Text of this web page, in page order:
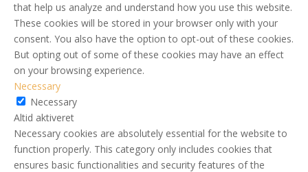
that help us analyze and understand how you use this website.
These cookies will be stored in your browser only with your
consent. You also have the option to opt-out of these cookies.
But opting out of some of these cookies may have an effect
on your browsing experience.
Necessary
Necessary
Altid aktiveret
Necessary cookies are absolutely essential for the website to
function properly. This category only includes cookies that
ensures basic functionalities and security features of the